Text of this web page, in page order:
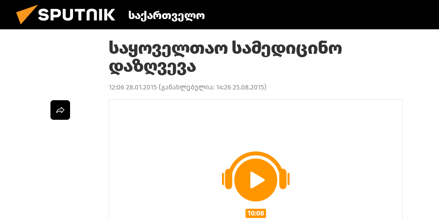
საქართველო
საყოველთაო სამედიცინო
დაზღვევა
12:06 28.01.2015 (განახლებულია: 14:26 25.08.2015)
10:08